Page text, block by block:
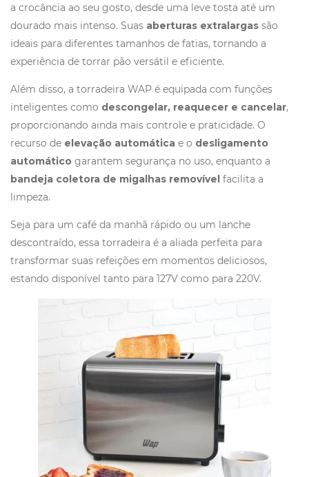
a crocância ao seu gosto, desde uma leve tosta até um
dourado mais intenso. Suas aberturas extralargas são
ideais para diferentes tamanhos de fatias, tornando a
experiência de torrar pão versátil e eficiente.
Além disso, a torradeira WAP é equipada com funções
inteligentes como descongelar, reaquecer e cancelar,
proporcionando ainda mais controle e praticidade. O
recurso de elevação automática e o desligamento
automático garantem segurança no uso, enquanto a
bandeja coletora de migalhas removível facilita a
limpeza.
Seja para um café da manhã rápido ou um lanche
descontraído, essa torradeira é a aliada perfeita para
transformar suas refeições em momentos deliciosos,
estando disponível tanto para 127V como para 220V.